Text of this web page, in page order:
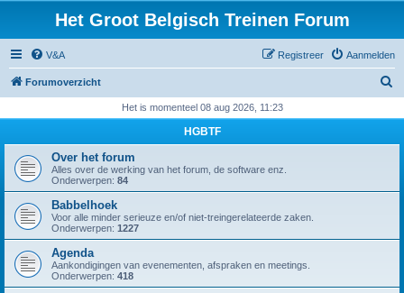
Het Groot Belgisch Treinen Forum
V&A Aanmelden
Registreer
Forumoverzicht
k
Het is momenteel 08 aug 2026, 11:23
HGBTF
Over het forum
Alles over de werking van het forum, de software enz.
Onderwerpen: 84
Babbelhoek
Voor alle minder serieuze en/of niet-treingerelateerde zaken.
Onderwerpen: 1227
Agenda
Aankondigingen van evenementen, afspraken en meetings.
Onderwerpen: 418